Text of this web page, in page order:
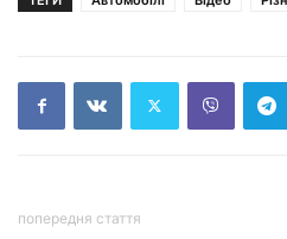
попередня стаття